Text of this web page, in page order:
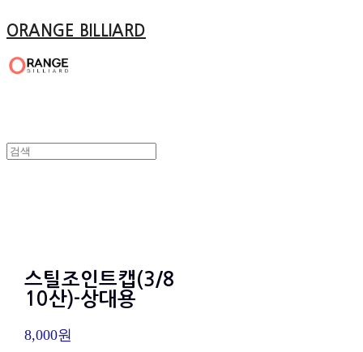
ORANGE BILLIARD
스틸조인트캡(3/8
10산)-상대용
8,000원